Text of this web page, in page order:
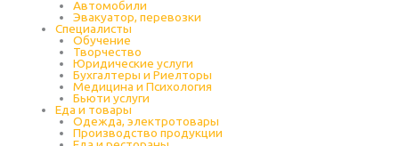
Автомобили
Эвакуатор, перевозки
Специалисты
Обучение
Творчество
Юридические услуги
Бухгалтеры и Риелторы
Медицина и Психология
Бьюти услуги
Еда и товары
Одежда, электротовары
Производство продукции